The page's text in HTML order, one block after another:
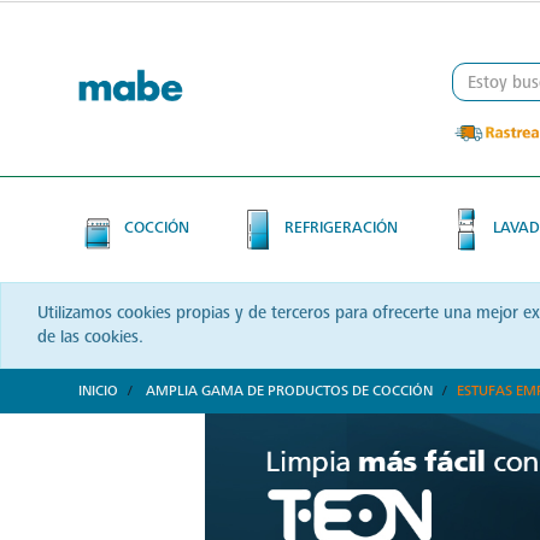
COCCIÓN REFRIGERACIÓN
Utilizamos cookies propias y de terceros para ofrecerte una mejor
de las cookies.
INICIO AMPLIA GAMA DE PRODUCTOS DE COCCIÓN ESTUFAS